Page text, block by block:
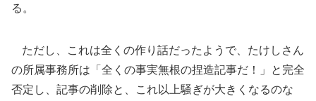
る。
ただし、これは全くの作り話だったようで、たけしさん
の所属事務所は「全くの事実無根の捏造記事だ！」と完全
否定し、記事の削除と、これ以上騒ぎが大きくなるのな